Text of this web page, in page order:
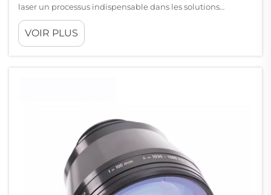
laser un processus indispensable dans les solutions
d'emballage avancé...
VOIR PLUS